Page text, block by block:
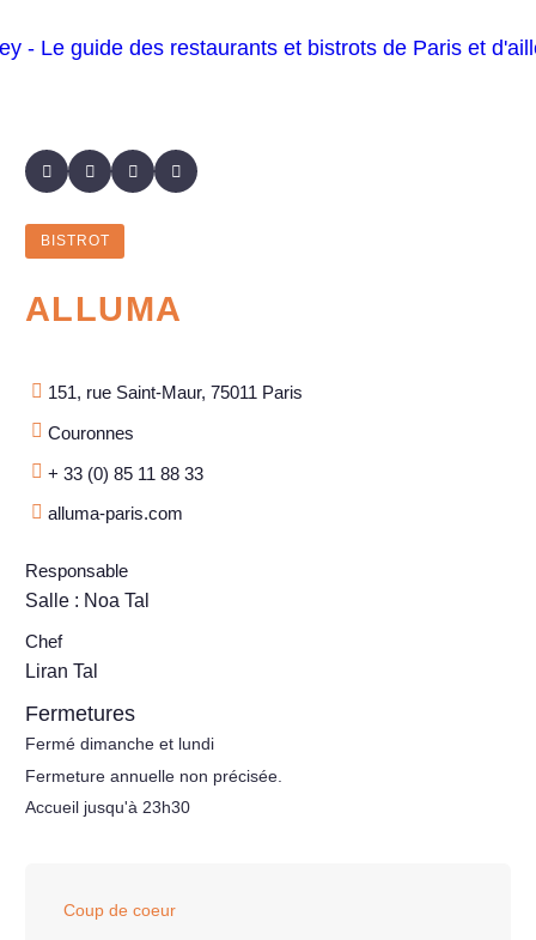
BISTROT
ALLUMA
151, rue Saint-Maur, 75011 Paris
Couronnes
+ 33 (0) 85 11 88 33
alluma-paris.com
Responsable
Salle : Noa Tal
Chef
Liran Tal
Fermetures
Fermé dimanche et lundi
Fermeture annuelle non précisée.
Accueil jusqu'à 23h30
Coup de coeur